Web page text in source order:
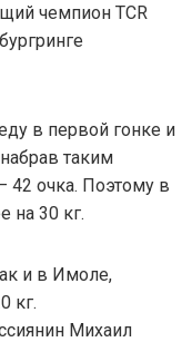
чемпион TCR
в первой гонке и
таким
42 очка. Поэтому в
на 30 кг.
и в Имоле,
кг.
Михаил